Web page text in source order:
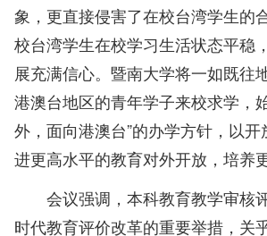
象，更直接侵害了在校台湾学生的
校台湾学生在校学习生活状态平稳
展充满信心。暨南大学将一如既往
港澳台地区的青年学子来校求学，
外，面向港澳台”的办学方针，以
进更高水平的教育对外开放，培养
会议强调，本科教育教学审核
时代教育评价改革的重要举措，关